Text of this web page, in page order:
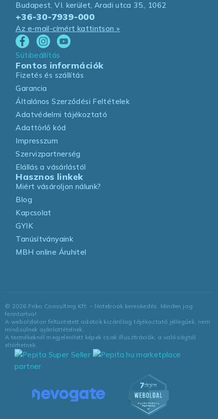
Budapest, VI. kerület, Aradi utca 35., 1062
+36-30-7939-000
Az e-mail-címért kattintson »
Sütibeállítás
Fontos információk
Fizetés és szállítás
Garancia
Általános Szerződési Feltételek
Adatvédelmi tájékoztató
Adattörlő kód
Impresszum
Szervizpartnerség
Elállás a vásárlástól
Hasznos linkek
Miért vásároljon nálunk?
Blog
Kapcsolat
GYIK
Tanúsítványaink
MBH online Áruhitel
© 2026 Friko Consulting Kft. – Notebook kereskedés. Minden jog
fenntartva!
A weboldalon feltüntetett adatok kizárólag tájékoztató jellegűek, nem
minősülnek ajánlattételnek.
A termékeknél megjelenített képek csak illusztrációk, a valóságtól
eltérhetnek.
marketplace
partner